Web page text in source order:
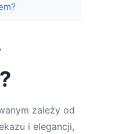
zależy od
i elegancji,